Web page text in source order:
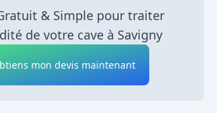
& Simple pour traiter
de votre cave à Savigny
mon devis maintenant